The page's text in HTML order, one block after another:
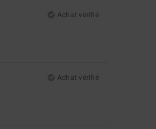
Achat vérifié
Achat vérifié